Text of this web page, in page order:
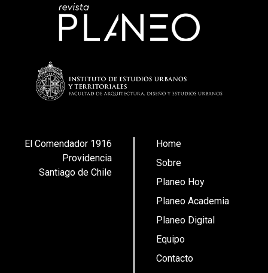
El Comendador 1916
Providencia
Santiago de Chile
Home
Sobre
Planeo Hoy
Planeo Academia
Planeo Digital
Equipo
Contacto